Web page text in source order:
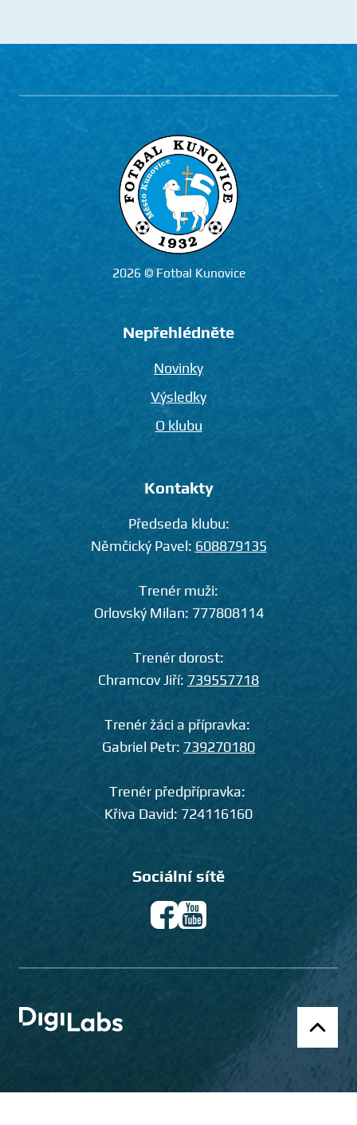
2026 © Fotbal Kunovice
Nepřehlédněte
Novinky
Výsledky
O klubu
Kontakty
Předseda klubu:
Němčický Pavel: 608879135
Trenér muži:
Orlovský Milan: 777808114
Trenér dorost:
Chramcov Jiří: 739557718
Trenér žáci a přípravka:
Gabriel Petr: 739270180
Trenér předpřípravka:
Křiva David: 724116160
Sociální sítě